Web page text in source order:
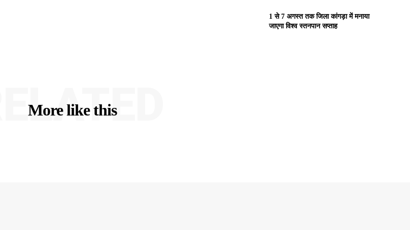
1 से 7 अगस्त तक जिला कांगड़ा में मनाया
जाएगा विश्व स्तनपान सप्ताह
More like this
RELATED